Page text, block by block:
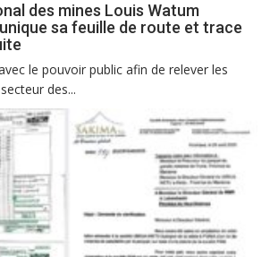
des mines Louis Watum
sa feuille de route et trace
le pouvoir public afin de relever les
des...